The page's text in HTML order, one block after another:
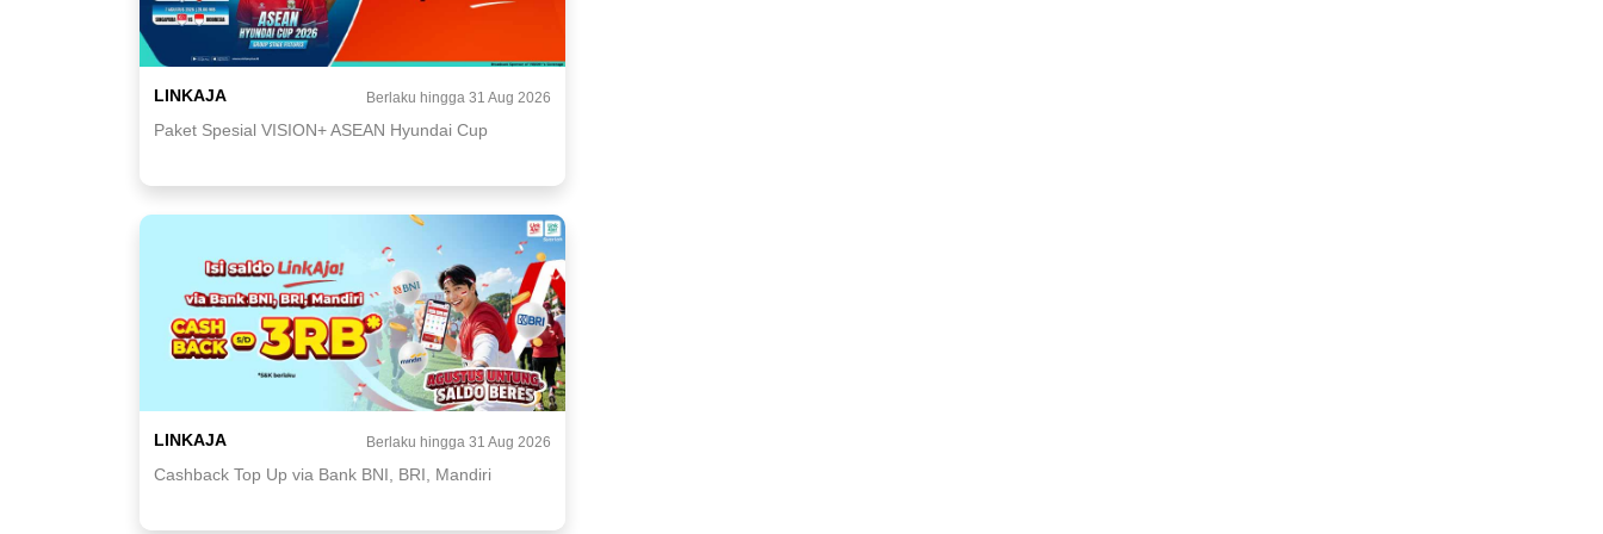
LINKAJA Berlaku hingga 31 Aug 2026
Paket Spesial VISION+ ASEAN Hyundai Cup
LINKAJA Berlaku hingga 31 Aug 2026
Cashback Top Up via Bank BNI, BRI, Mandiri